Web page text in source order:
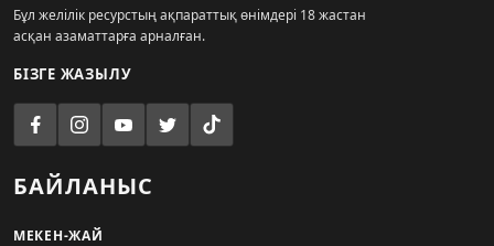
Бұл желілік ресурстың ақпараттық өнімдері 18 жастан
асқан азаматтарға арналған.
БІЗГЕ ЖАЗЫЛУ
БАЙЛАНЫС
МЕКЕН-ЖАЙ